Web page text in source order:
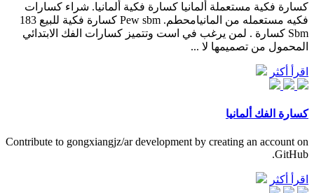
كسارة فكية مستعملة ألمانيا كسارة فكية ألمانيا. شراء كسارات
فكيه مستعمله من المانيامحطم. Pew sbm كسارة فكية للبيع 183
Sbm كسارة . لمن يرغب في است وتتميز كسارات الفك الابتدائي
المحمول من تصميمها لا ...
اقرأ أكثر
كسارة الفك ألمانيا
Contribute to gongxiangjz/ar development by creating an account on
GitHub.
اقرأ أكثر